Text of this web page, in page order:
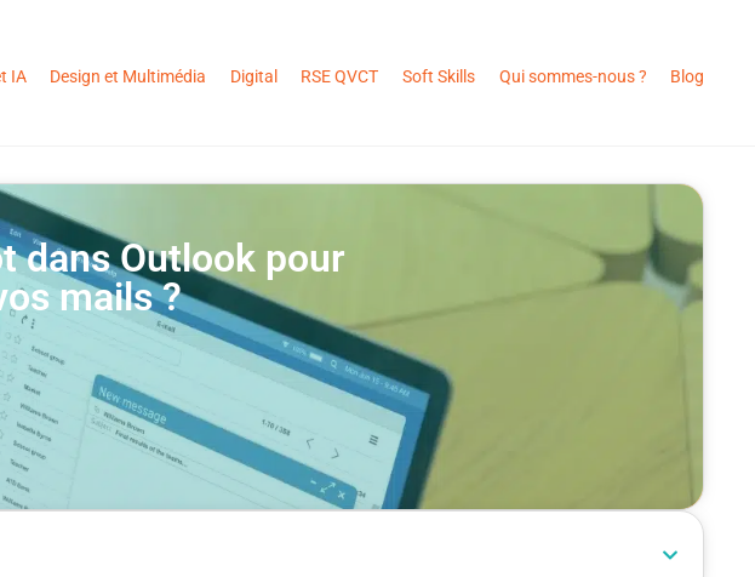
IA Design et Multimédia Digital RSE QVCT Soft Skills Qui sommes-nous ? Blog
dans Outlook pour
mails ?